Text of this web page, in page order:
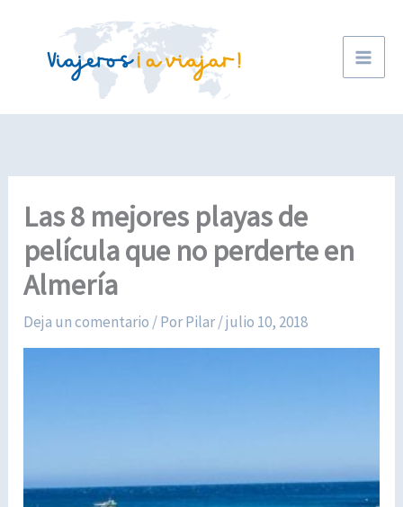
contenido
Las 8 mejores playas de
película que no perderte en
Almería
Deja un comentario / PorPilar/julio 10, 2018